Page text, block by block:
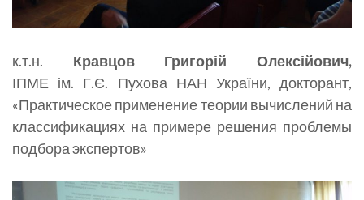
к.т.н. Кравцов Григорій Олексійович,
ІПМЕ ім. Г.Є. Пухова НАН України, докторант,
«Практическое применение теории вычислений на
классификациях на примере решения проблемы
подбора экспертов»